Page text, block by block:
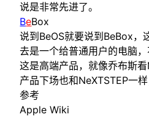
说是非常先进了。
BeBox
说到BeOS就要说到BeBox，
去是一个给普通用户的电脑
这是高端产品，就像乔布斯
产品下场也和NeXTSTEP一样
参考
Apple Wiki